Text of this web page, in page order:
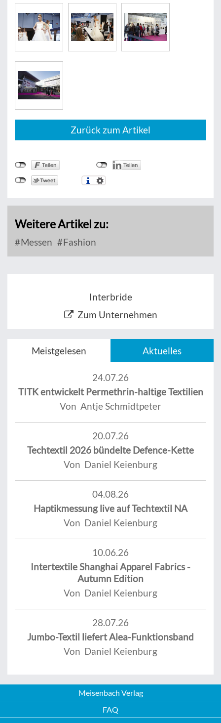
Zurück zum Artikel
Weitere Artikel zu:
Messen Fashion
Interbride
Zum Unternehmen
Meistgelesen Aktuelles
24.07.26
TITK entwickelt Permethrin-haltige Textilien
Von Antje Schmidtpeter
20.07.26
Techtextil 2026 bündelte Defence-Kette
Von Daniel Keienburg
04.08.26
Haptikmessung live auf Techtextil NA
Von Daniel Keienburg
10.06.26
Intertextile Shanghai Apparel Fabrics -
Autumn Edition
Von Daniel Keienburg
28.07.26
Jumbo-Textil liefert Alea-Funktionsband
Von Daniel Keienburg
Meisenbach Verlag
FAQ